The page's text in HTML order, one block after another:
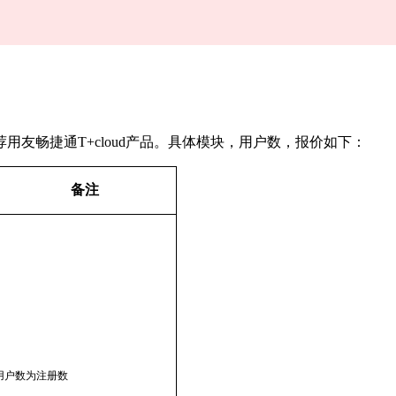
友畅捷通T+cloud产品。具体模块，用户数，报价如下：
备注
户数为注册数